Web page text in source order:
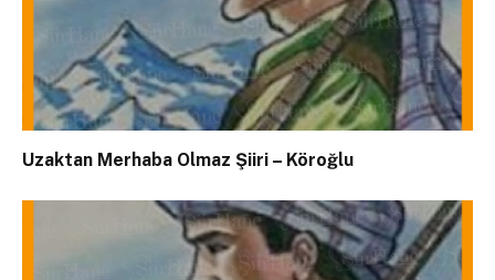
Uzaktan Merhaba Olmaz Şiiri – Köroğlu